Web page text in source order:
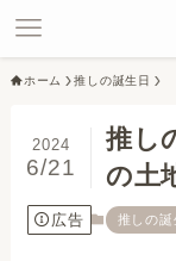
ホーム 推しの誕生日
推し
の土
2024
6/21
広告 推しの誕